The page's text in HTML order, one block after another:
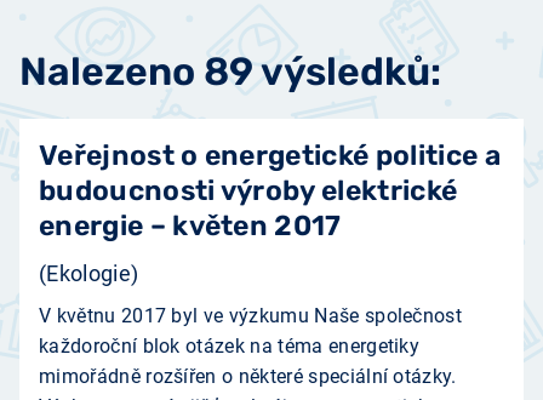
Nalezeno 89 výsledků:
Veřejnost o energetické politice a
budoucnosti výroby elektrické
energie – květen 2017
(Ekologie)
V květnu 2017 byl ve výzkumu Naše společnost
každoroční blok otázek na téma energetiky
mimořádně rozšířen o některé speciální otázky.